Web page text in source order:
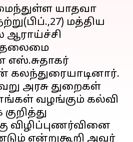
யாதவா
மத்திய
ஆராய்ச்சி
தலைமை
அரசு துறைகள்
வழங்கும் கல்வி
விழிப்புணர்வினை
என்றுகூறி அவர்